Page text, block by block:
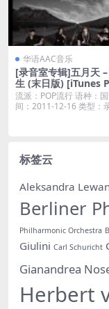
华语AAC音乐
[录音室专辑]五月天
生 (末日版) [iTunes
A]
流派：POP流行 语种：
间：2011-12-16 类型：
标签云
Aleksandra
Berliner
Philharmonic Orchestra
Giulini Carl Schuricht
Gianandrea
Herbert